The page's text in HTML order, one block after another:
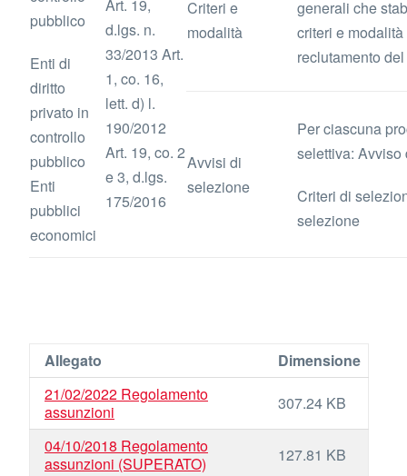
pubblico
Enti di
diritto
privato in
controllo
pubblico
Enti
pubblici
economici
Art. 19,
d.lgs. n.
33/2013 Art.
1, co. 16,
lett. d) l.
190/2012
Art. 19, co. 2
e 3, d.lgs.
175/2016
Criteri e
modalità
generali che
criteri e
reclutamento
Avvisi di
selezione
Per ciascuna
selettiva:
Criteri di
selezione
Allegato
Dimensione
21/02/2022 Regolamento
assunzioni
307.24 KB
04/10/2018 Regolamento
assunzioni (SUPERATO)
127.81 KB